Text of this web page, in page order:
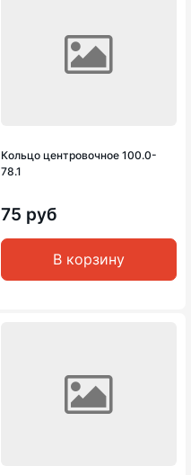
Кольцо центровочное 100.0-
78.1
75 руб
В корзину